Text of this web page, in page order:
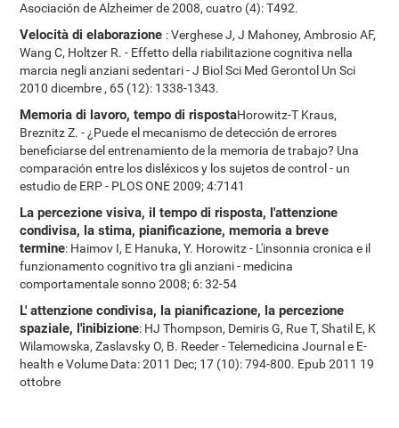
Asociación de Alzheimer de 2008, cuatro (4): T492.
Velocità di elaborazione : Verghese J, J Mahoney, Ambrosio AF,
Wang C, Holtzer R. - Effetto della riabilitazione cognitiva nella
marcia negli anziani sedentari - J Biol Sci Med Gerontol Un Sci
2010 dicembre , 65 (12): 1338-1343.
Memoria di lavoro, tempo di rispostaHorowitz-T Kraus,
Breznitz Z. - ¿Puede el mecanismo de detección de errores
beneficiarse del entrenamiento de la memoria de trabajo? Una
comparación entre los disléxicos y los sujetos de control - un
estudio de ERP - PLOS ONE 2009; 4:7141
La percezione visiva, il tempo di risposta, l'attenzione
condivisa, la stima, pianificazione, memoria a breve
termine: Haimov I, E Hanuka, Y. Horowitz - L'insonnia cronica e il
funzionamento cognitivo tra gli anziani - medicina
comportamentale sonno 2008; 6: 32-54
L' attenzione condivisa, la pianificazione, la percezione
spaziale, l'inibizione: HJ Thompson, Demiris G, Rue T, Shatil E, K
Wilamowska, Zaslavsky O, B. Reeder - Telemedicina Journal e E-
health e Volume Data: 2011 Dec; 17 (10): 794-800. Epub 2011 19
ottobre